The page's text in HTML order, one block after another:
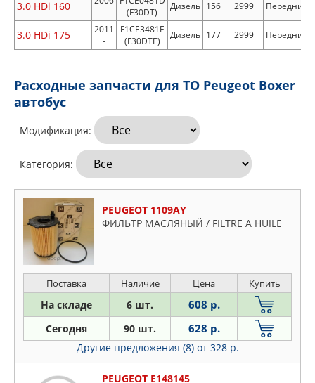
3.0 HDi 160
-
(F30DT)
Дизель 156 2999 Передний
3.0 HDi 175
2011
-
F1CE3481E
(F30DTE)
Дизель 177 2999 Передний
Расходные запчасти для ТО Peugeot Boxer
автобус
Модификация:
Категория:
PEUGEOT 1109AY
ФИЛЬТР МАСЛЯНЫЙ / FILTRE A HUILE
Поставка Наличие Цена Купить
На складе 6 шт. 608 р.
Сегодня 90 шт. 628 р.
Другие предложения (8) от 328 р.
PEUGEOT E148145